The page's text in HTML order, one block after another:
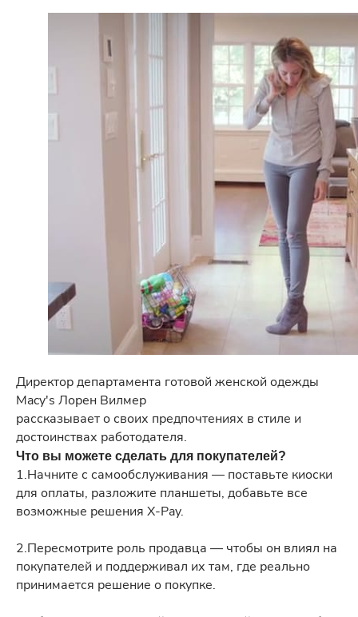
Директор департамента готовой женской одежды
Macy's Лорен Вилмер
рассказывает о своих предпочтениях в стиле и
достоинствах работодателя.
Что вы можете сделать для покупателей?
1.Начните с самообслуживания — поставьте киоски
для оплаты, разложите планшеты, добавьте все
возможные решения X-Pay.
2.Пересмотрите роль продавца — чтобы он влиял на
покупателей и поддерживал их там, где реально
принимается решение о покупке.